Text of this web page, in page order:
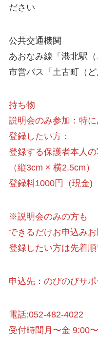
ださい
公共交通機関
あおなみ線「港北駅
市営バス「土古町（
持ち物
説明会のみ参加：特
登録したい方：
登録する保護者本人
（縦3cm × 横2.5cm）
登録料1000円（現金)
※説明会のみの方も
できるだけお申込みお
登録したい方は先着順
申込先：のびのびサ
電話:052-482-4022
受付時間月〜金 9:00